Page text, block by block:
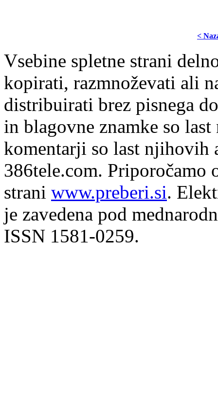
<
Vsebine spletne strani
kopirati, razmnoževati ali
distribuirati brez pisnega
in blagovne znamke so
komentarji so last njihovih
386tele.com. Priporočamo
strani www.preberi.si.
je zavedena pod
ISSN 1581-0259.